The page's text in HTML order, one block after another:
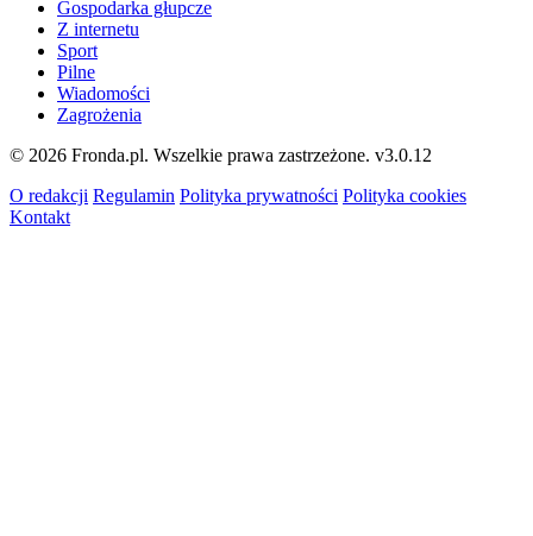
Gospodarka głupcze
Z internetu
Sport
Pilne
Wiadomości
Zagrożenia
© 2026 Fronda.pl. Wszelkie prawa zastrzeżone. v3.0.12
O redakcji Regulamin Polityka prywatności Polityka cookies
Kontakt